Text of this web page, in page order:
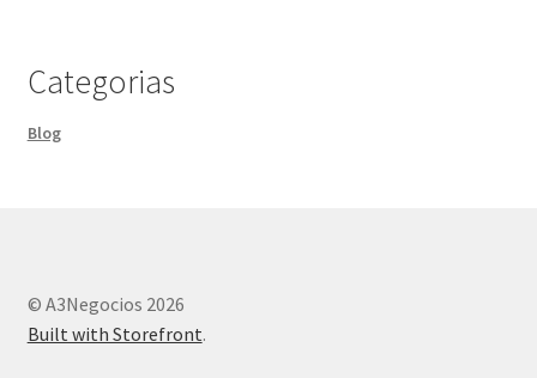
Categorias
Blog
© A3Negocios 2026
Built with Storefront.